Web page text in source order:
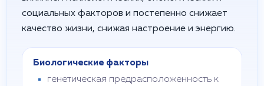
социальных факторов и постепенно снижает
качество жизни, снижая настроение и энергию.
Биологические факторы
генетическая предрасположенность к